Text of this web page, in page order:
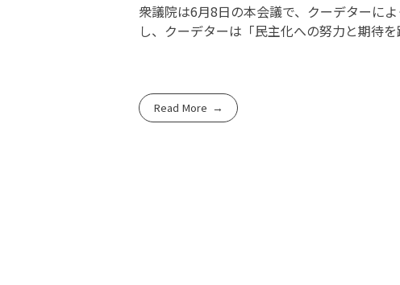
衆議院は6月8日の本会議で、クーデターに
し、クーデターは「民主化への努力と期待
Read More